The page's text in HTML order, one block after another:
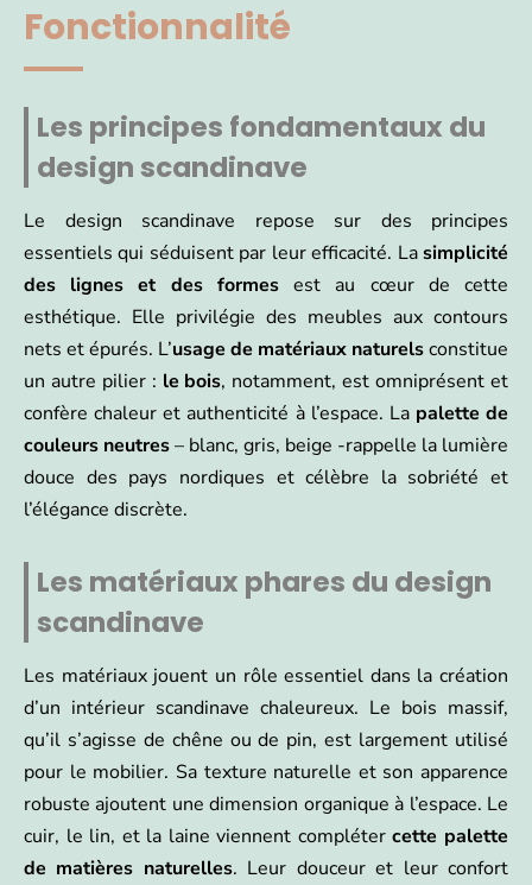
Fonctionnalité
Les principes fondamentaux du
design scandinave
Le design scandinave repose sur des principes
essentiels qui séduisent par leur efficacité. Lasimplicité
des lignes et des formesest au cœur de cette
esthétique. Elle privilégie des meubles aux contours
nets et épurés. L’usage de matériaux naturelsconstitue
un autre pilier : le bois, notamment, est omniprésent et
confère chaleur et authenticité à l’espace. La palette de
couleurs neutres– blanc, gris, beige -rappelle la lumière
douce des pays nordiques et célèbre la sobriété et
l’élégance discrète.
Les matériaux phares du design
scandinave
Les matériaux jouent un rôle essentiel dans la création
d’un intérieur scandinave chaleureux. Le bois massif,
qu’il s’agisse de chêne ou de pin, est largement utilisé
pour le mobilier. Sa texture naturelle et son apparence
robuste ajoutent une dimension organique à l’espace. Le
cuir, le lin, et la laine viennent complétercette palette
de matières naturelles. Leur douceur et leur confort